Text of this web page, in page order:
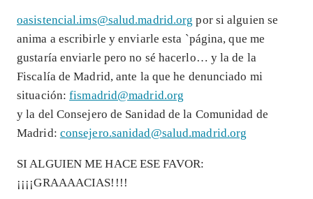
oasistencial.ims@salud.madrid.org por si alguien se
anima a escribirle y enviarle esta `página, que me
gustaría enviarle pero no sé hacerlo… y la de la
Fiscalía de Madrid, ante la que he denunciado mi
situación:fismadrid@madrid.org
y la del Consejero de Sanidad de la Comunidad de
Madrid: consejero.sanidad@salud.madrid.org
SI ALGUIEN ME HACE ESE FAVOR:
¡¡¡¡GRAAAACIAS!!!!